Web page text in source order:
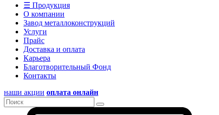
☰ Продукция
О компании
Завод металлоконструкций
Услуги
Прайс
Доставка и оплата
Карьера
Благотворительный Фонд
Контакты
наши акции оплата онлайн